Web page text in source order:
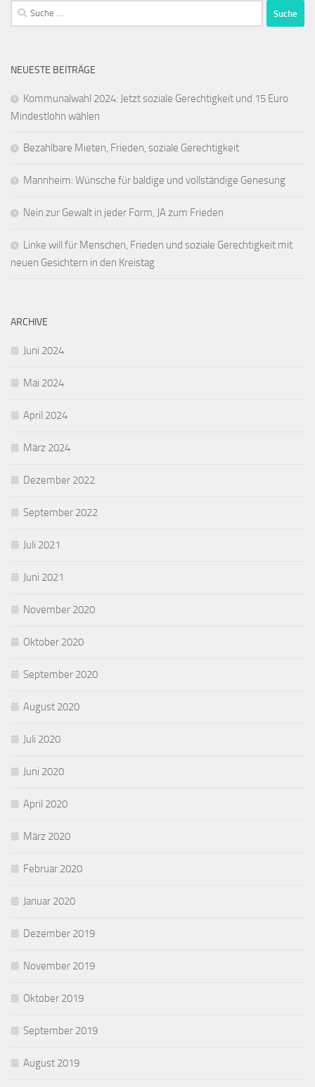
Suche
nach:
NEUESTE BEITRÄGE
Kommunalwahl 2024: Jetzt soziale Gerechtigkeit und 15 Euro
Mindestlohn wählen
Bezahlbare Mieten, Frieden, soziale Gerechtigkeit
Mannheim: Wünsche für baldige und vollständige Genesung
Nein zur Gewalt in jeder Form, JA zum Frieden
Linke will für Menschen, Frieden und soziale Gerechtigkeit mit
neuen Gesichtern in den Kreistag
ARCHIVE
Juni 2024
Mai 2024
April 2024
März 2024
Dezember 2022
September 2022
Juli 2021
Juni 2021
November 2020
Oktober 2020
September 2020
August 2020
Juli 2020
Juni 2020
April 2020
März 2020
Februar 2020
Januar 2020
Dezember 2019
November 2019
Oktober 2019
September 2019
August 2019